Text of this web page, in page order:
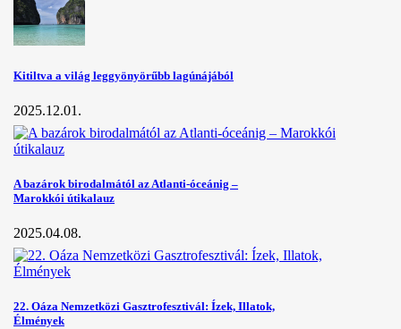
Kitiltva a világ leggyönyörűbb lagúnájából
2025.12.01.
A bazárok birodalmától az Atlanti-óceánig –
Marokkói útikalauz
2025.04.08.
22. Oáza Nemzetközi Gasztrofesztivál: Ízek, Illatok,
Élmények